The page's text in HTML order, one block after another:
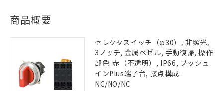
商品概要
セレクタスイッチ（φ30）, 非照光,
3ノッチ, 金属ベゼル, 手動復帰, 操作
部色: 赤（不透明）, IP66, プッシュ
インPlus端子台, 接点構成:
NC/NO/NC